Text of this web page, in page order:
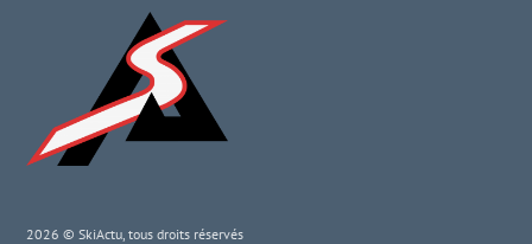
2026 © SkiActu, tous droits réservés